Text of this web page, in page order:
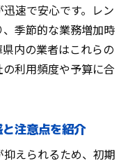
価格トレンドを解
の費用変動を予測
と再販価値に注目
選び方の最新傾向
速で安心です。レン
季節的な業務増加時
内の業者はこれらの
利用頻度や予算に合
注意点を紹介
えられるため、初期